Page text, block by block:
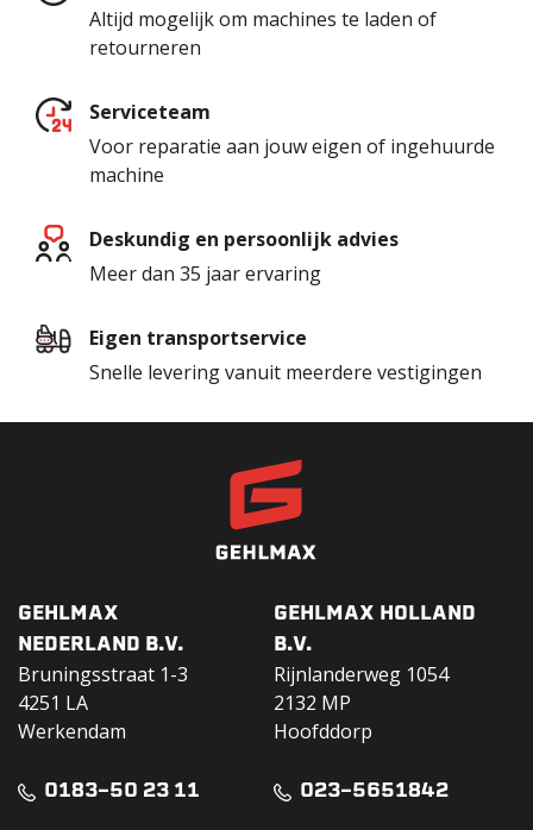
Altijd mogelijk om machines te laden of
retourneren
Serviceteam
Voor reparatie aan jouw eigen of ingehuurde
machine
Deskundig en persoonlijk advies
Meer dan 35 jaar ervaring
Eigen transportservice
Snelle levering vanuit meerdere vestigingen
GEHLMAX
NEDERLAND B.V.
Bruningsstraat 1-3
4251 LA
Werkendam
0183-50 23 11
GEHLMAX HOLLAND
B.V.
Rijnlanderweg 1054
2132 MP
Hoofddorp
023-5651842